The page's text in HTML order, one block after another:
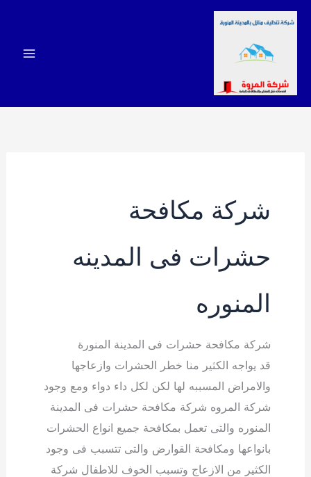
تخطي
شركة مكافحة
حشرات فى المدينه
المنوره
شركة مكافحة حشرات فى المدينة المنورة
قد يواجه الكثير منا خطر الحشرات وازعاجها
والامراض المسببه لها لكن لكل داء دواء ومع وجود
شركة المروه شركة مكافحة حشرات فى المدينة
المنوره والتى تعمل بمكافحة جميع انواع الحشرات
بانواعها ومكافحة القوارض والتى تتسبب فى وجود
الكثير من الازعاج وتسبب الخوف للاطفال شركة